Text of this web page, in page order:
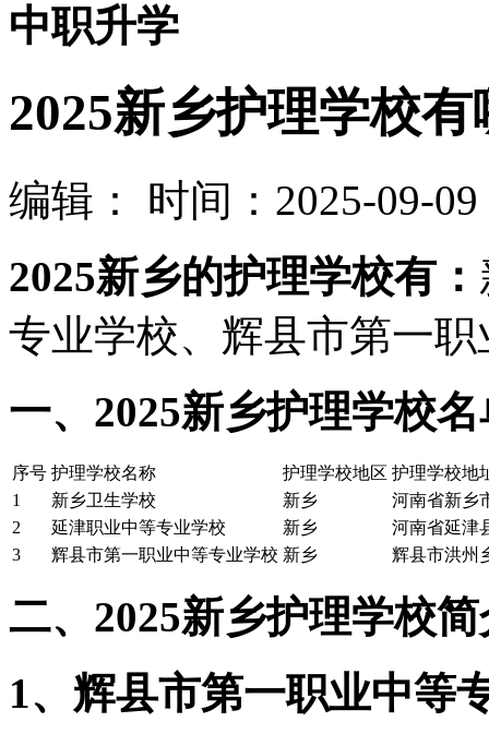
中职升学
2025新乡护理学校有
编辑：
时间：2025-09-09
2025新乡的护理学校有：
专业学校、辉县市第一
一、2025新乡护理学校
序号 护理学校名称 护理学校地区 护理学校地
1
新乡卫生学校 新乡
河南省新乡
2
延津职业中等专业学校 新乡
河南省延津
3
辉县市第一职业中等专业学校 新乡 辉县市洪州
二、2025新乡护理学校
1、辉县市第一职业中等